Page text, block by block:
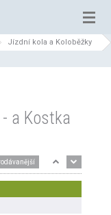
Jízdní kola a Koloběžky
a Kostka